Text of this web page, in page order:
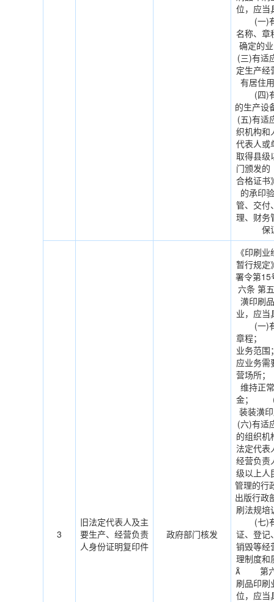
位，应当
(一)有
名称、
确定
(三)有适
定生产经
有居住
(四)有
的生产
(五)有适
织机构和
代表人或
取得县级
门颁发的
合格证书
的承印
管、交付
理、财务
保
3
旧法定代表人及主
要生产、经营负责
人身份证明复印件
政府部门核发
《印刷
暂行规定
署令第15
六条 第
潢印刷
业，应当
(一)有
章程；
业务范
应业务需
营场所
维持正
金； (
装装
(六)有适
的组织机
法定代表
经营负责
级以上人
管理的行
出版行政
刷法规培
(七)有
证、登记
销毁等经
理制度和
 第六
刷品印刷
位，应当